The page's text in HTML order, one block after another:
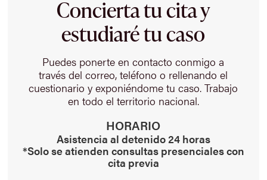
Concierta tu cita y
estudiaré tu caso
Puedes ponerte en contacto conmigo a
través del correo, teléfono o rellenando el
cuestionario y exponiéndome tu caso. Trabajo
en todo el territorio nacional.
HORARIO
Asistencia al detenido 24 horas
*Solo se atienden consultas presenciales con
cita previa